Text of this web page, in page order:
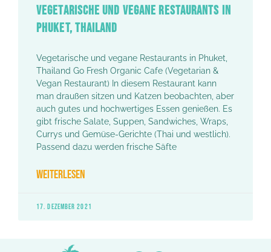
VEGETARISCHE UND VEGANE RESTAURANTS IN
PHUKET, THAILAND
Vegetarische und vegane Restaurants in Phuket,
Thailand Go Fresh Organic Cafe (Vegetarian &
Vegan Restaurant) In diesem Restaurant kann
man draußen sitzen und Katzen beobachten, aber
auch gutes und hochwertiges Essen genießen. Es
gibt frische Salate, Suppen, Sandwiches, Wraps,
Currys und Gemüse-Gerichte (Thai und westlich).
Passend dazu werden frische Säfte
WEITERLESEN
17. DEZEMBER 2021